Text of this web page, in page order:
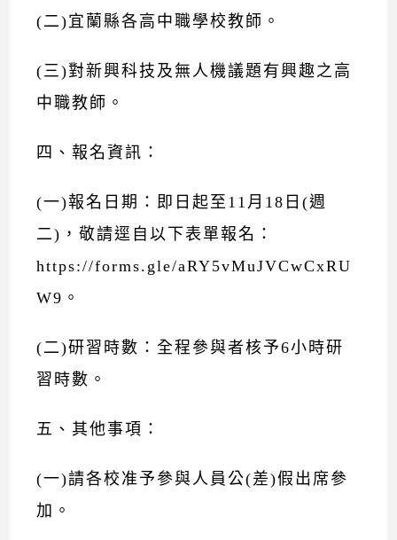
(二)宜蘭縣各高中職學校教師。
(三)對新興科技及無人機議題有興趣之高
中職教師。
四、報名資訊：
(一)報名日期：即日起至11月18日(週
二)，敬請逕自以下表單報名：
https://forms.gle/aRY5vMuJVCwCxRU
W9。
(二)研習時數：全程參與者核予6小時研
習時數。
五、其他事項：
(一)請各校准予參與人員公(差)假出席參
加。